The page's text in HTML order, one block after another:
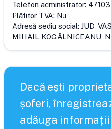
Telefon administrator:
Plătitor TVA: Nu
Adresă sediu social: JUD.
MIHAIL KOGĂLNICEANU,
Dacă ești
șoferi,
adăuga